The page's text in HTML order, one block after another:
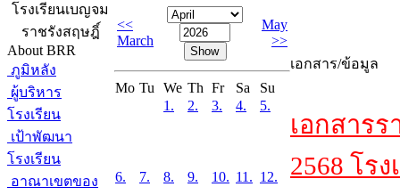
โรงเรียนเบญจม
ราชรังสฤษฎิ์
About BRR
ภูมิหลัง
ผู้บริหาร
โรงเรียน
เป้าพัฒนา
โรงเรียน
อาณาเขตของ
<<
March
May
>>
Mo Tu We Th Fr Sa
Su
1.
2. 3. 4. 5.
6. 7. 8. 9. 10. 11. 12.
เอกสาร/ข้อมูล
เอกสาร
2568 โร